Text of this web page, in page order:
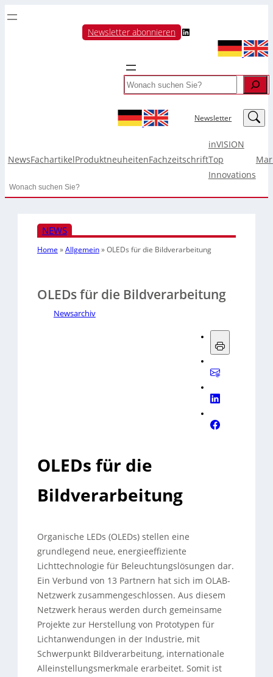
Newsletter abonnieren LinkedIn
Search
Newsletter LinkedIn
NewsFachartikelProduktneuheitenFachzeitschrift
inVISION
Top
Innovations
Search
NEWS
Home »Allgemein»OLEDs für die Bildverarbeitung
OLEDs für die Bildverarbeitung
Newsarchiv
OLEDs für die
Bildverarbeitung
Organische LEDs (OLEDs) stellen eine
grundlegend neue, energieeffiziente
Lichttechnologie für Beleuchtungslösungen dar.
Ein Verbund von 13 Partnern hat sich im OLAB-
Netzwerk zusammengeschlossen. Aus diesem
Netzwerk heraus werden durch gemeinsame
Projekte zur Herstellung von Prototypen für
Lichtanwendungen in der Industrie, mit
Schwerpunkt Bildverarbeitung, internationale
Alleinstellungsmerkmale erarbeitet. Somit ist